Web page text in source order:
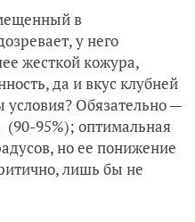
в
у него
жесткой кожура,
да и вкус клубней
Обязательно —
(90-95%); оптимальная
но ее понижение
лишь бы не